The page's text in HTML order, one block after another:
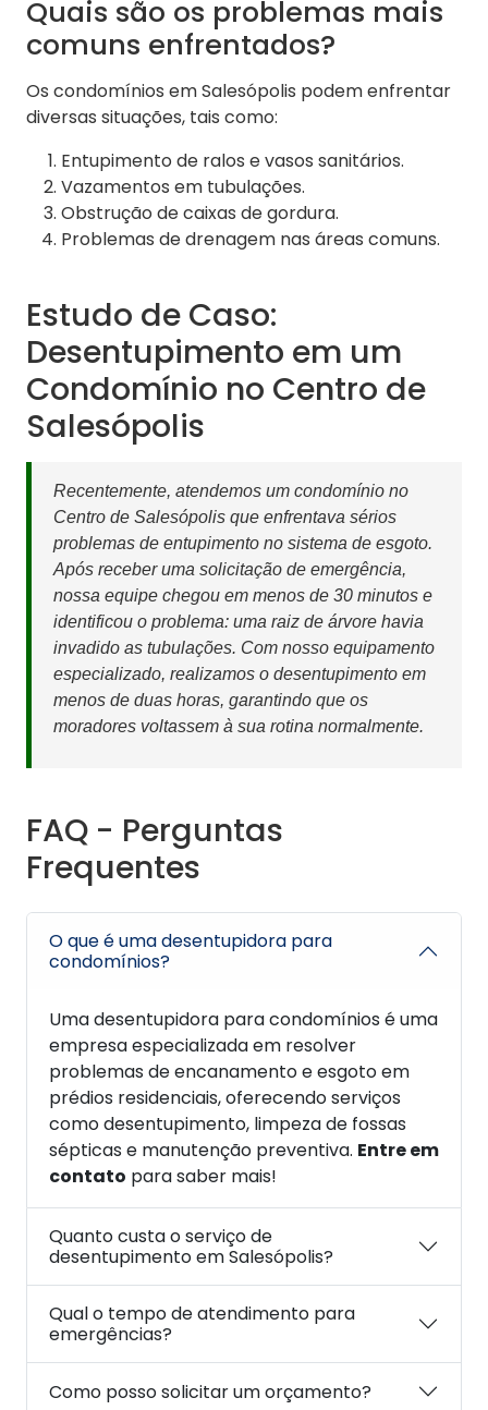
Quais são os problemas mais
comuns enfrentados?
Os condomínios em Salesópolis podem enfrentar
diversas situações, tais como:
Entupimento de ralos e vasos sanitários.
Vazamentos em tubulações.
Obstrução de caixas de gordura.
Problemas de drenagem nas áreas comuns.
Estudo de Caso:
Desentupimento em um
Condomínio no Centro de
Salesópolis
Recentemente, atendemos um condomínio no
Centro de Salesópolis que enfrentava sérios
problemas de entupimento no sistema de esgoto.
Após receber uma solicitação de emergência,
nossa equipe chegou em menos de 30 minutos e
identificou o problema: uma raiz de árvore havia
invadido as tubulações. Com nosso equipamento
especializado, realizamos o desentupimento em
menos de duas horas, garantindo que os
moradores voltassem à sua rotina normalmente.
FAQ - Perguntas
Frequentes
O que é uma desentupidora para
condomínios?
Uma desentupidora para condomínios é uma
empresa especializada em resolver
problemas de encanamento e esgoto em
prédios residenciais, oferecendo serviços
como desentupimento, limpeza de fossas
sépticas e manutenção preventiva. Entre em
contato para saber mais!
Quanto custa o serviço de
desentupimento em Salesópolis?
Qual o tempo de atendimento para
emergências?
Como posso solicitar um orçamento?